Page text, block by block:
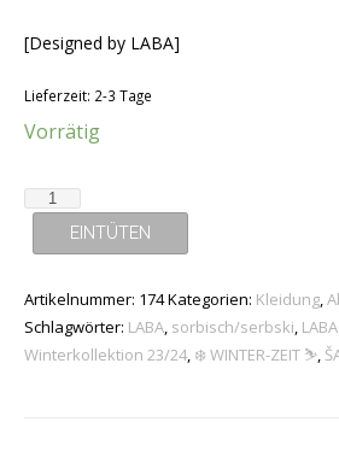
[Designed by LABA]
Lieferzeit: 2-3 Tage
Vorrätig
Schal
LABA
-
grau
**recycelt**
EINTÜTEN
Artikelnummer: 174Kategorien: Kleidung,
Schlagwörter: LABA, sorbisch/serbski,
Winterkollektion 23/24, ❄️ WINTER-ZEIT ⛷️,